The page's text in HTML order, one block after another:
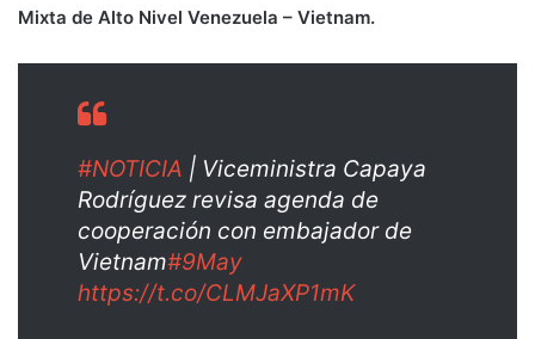
Mixta de Alto Nivel Venezuela – Vietnam.
#NOTICIA | Viceministra Capaya
Rodríguez revisa agenda de
cooperación con embajador de
Vietnam#9May
https://t.co/CLMJaXP1mK